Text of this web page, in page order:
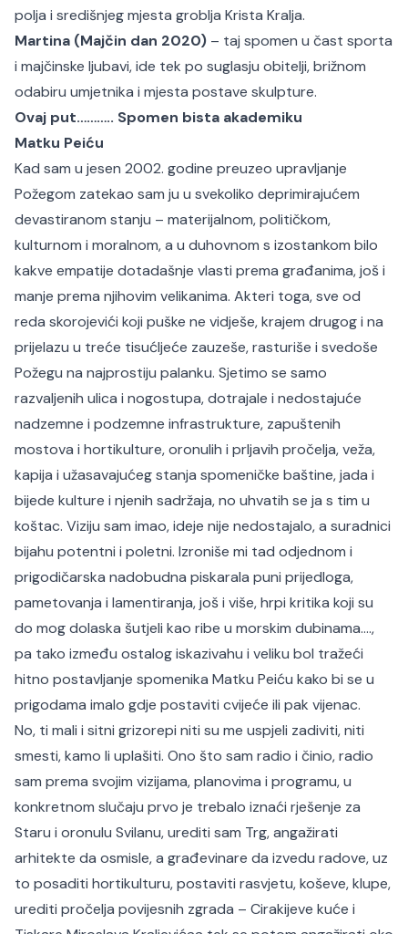
polja i središnjeg mjesta groblja Krista Kralja.
Martina (Majčin dan 2020) – taj spomen u čast sporta
i majčinske ljubavi, ide tek po suglasju obitelji, brižnom
odabiru umjetnika i mjesta postave skulpture.
Ovaj put……….. Spomen bista akademiku
Matku Peiću
Kad sam u jesen 2002. godine preuzeo upravljanje
Požegom zatekao sam ju u svekoliko deprimirajućem
devastiranom stanju – materijalnom, političkom,
kulturnom i moralnom, a u duhovnom s izostankom bilo
kakve empatije dotadašnje vlasti prema građanima, još i
manje prema njihovim velikanima. Akteri toga, sve od
reda skorojevići koji puške ne vidješe, krajem drugog i na
prijelazu u treće tisućljeće zauzeše, rasturiše i svedoše
Požegu na najprostiju palanku. Sjetimo se samo
razvaljenih ulica i nogostupa, dotrajale i nedostajuće
nadzemne i podzemne infrastrukture, zapuštenih
mostova i hortikulture, oronulih i prljavih pročelja, veža,
kapija i užasavajućeg stanja spomeničke baštine, jada i
bijede kulture i njenih sadržaja, no uhvatih se ja s tim u
koštac. Viziju sam imao, ideje nije nedostajalo, a suradnici
bijahu potentni i poletni. Izroniše mi tad odjednom i
prigodičarska nadobudna piskarala puni prijedloga,
pametovanja i lamentiranja, još i više, hrpi kritika koji su
do mog dolaska šutjeli kao ribe u morskim dubinama….,
pa tako između ostalog iskazivahu i veliku bol tražeći
hitno postavljanje spomenika Matku Peiću kako bi se u
prigodama imalo gdje postaviti cvijeće ili pak vijenac.
No, ti mali i sitni grizorepi niti su me uspjeli zadiviti, niti
smesti, kamo li uplašiti. Ono što sam radio i činio, radio
sam prema svojim vizijama, planovima i programu, u
konkretnom slučaju prvo je trebalo iznaći rješenje za
Staru i oronulu Svilanu, urediti sam Trg, angažirati
arhitekte da osmisle, a građevinare da izvedu radove, uz
to posaditi hortikulturu, postaviti rasvjetu, koševe, klupe,
urediti pročelja povijesnih zgrada – Cirakijeve kuće i